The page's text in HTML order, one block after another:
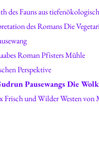
Roman Das Labyrinth des Fauns aus
Veganismus als Revolte zur körperlichen Autonomie: Eine
Denken, Industrialisierung und Umweltverschmutzung in Wilhelm Raabes Roman Pfisters Mühle
Perspektive
Pausewangs Die